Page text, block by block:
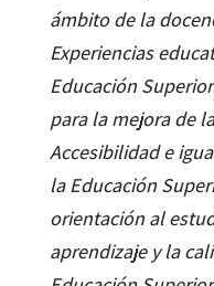
ámbito de la
Experiencias
Educación Superior
para la mejora de
Accesibilidad e
la Educación
orientación al
aprendizaje y la